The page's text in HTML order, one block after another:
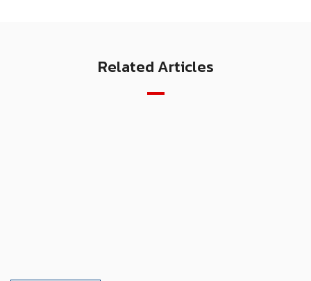
Related Articles